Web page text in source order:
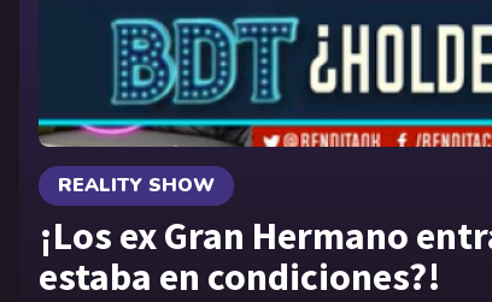
REALITY SHOW
¡Los ex Gran Hermano
estaba en condiciones?!